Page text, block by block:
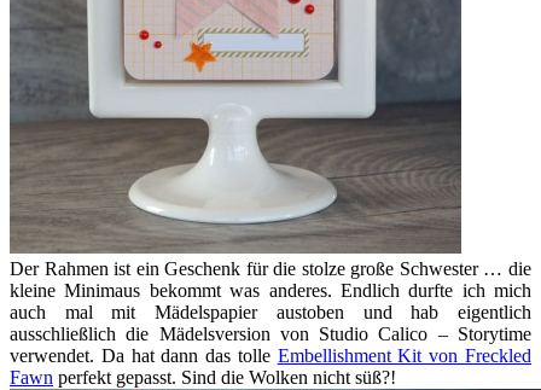
Der Rahmen ist ein Geschenk für die stolze große Schwester … die
kleine Minimaus bekommt was anderes. Endlich durfte ich mich
auch mal mit Mädelspapier austoben und hab eigentlich
ausschließlich die Mädelsversion von Studio Calico – Storytime
verwendet. Da hat dann das tolle Embellishment Kit von Freckled
Fawn perfekt gepasst. Sind die Wolken nicht süß?!